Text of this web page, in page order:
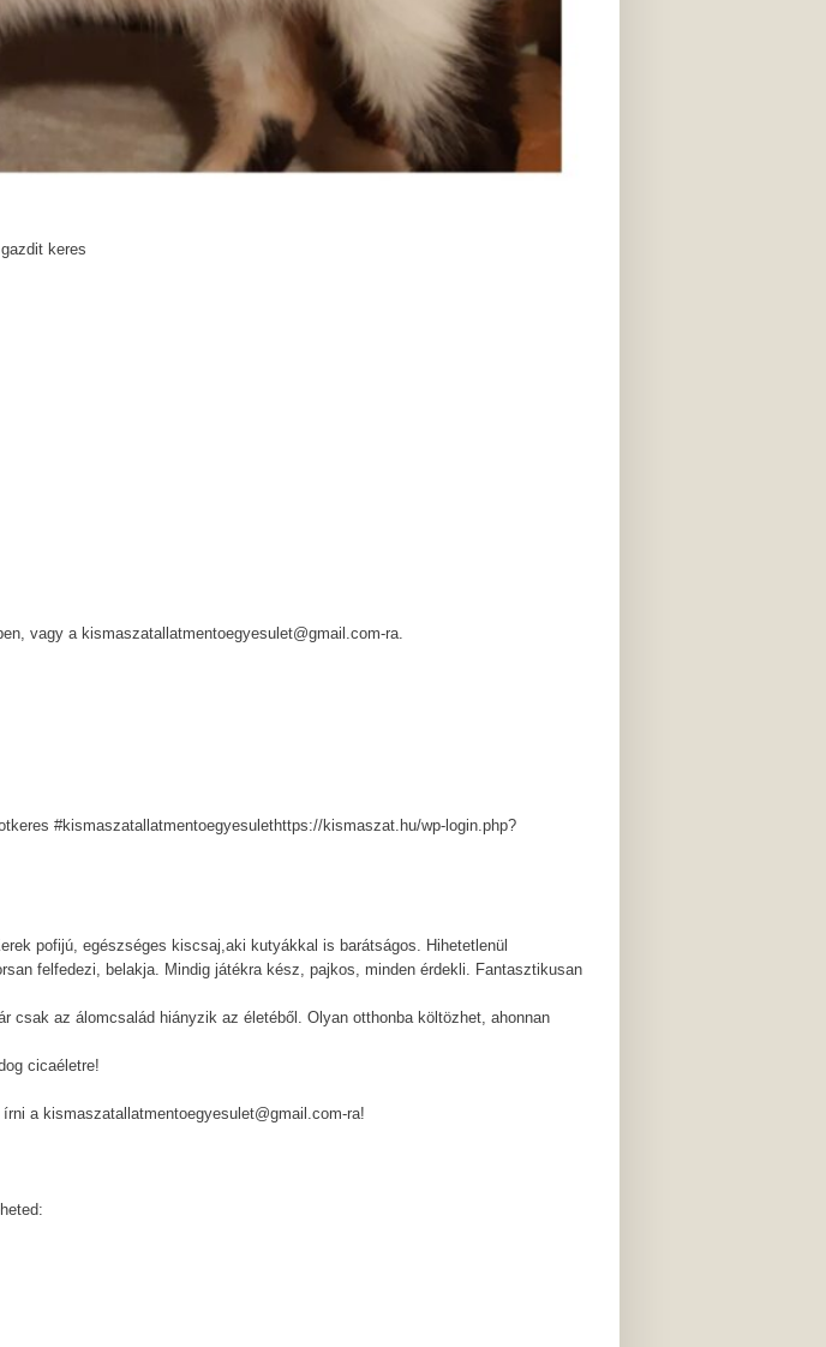
keres
vagy a kismaszatallatmentoegyesulet@gmail.com-ra.
#kismaszatallatmentoegyesulethttps://kismaszat.hu/wp-login.php?
pofijú, egészséges kiscsaj,aki kutyákkal is barátságos. Hihetetlenül
felfedezi, belakja. Mindig játékra kész, pajkos, minden érdekli. Fantasztikusan
az álomcsalád hiányzik az életéből. Olyan otthonba költözhet, ahonnan
cicaéletre!
a kismaszatallatmentoegyesulet@gmail.com-ra!